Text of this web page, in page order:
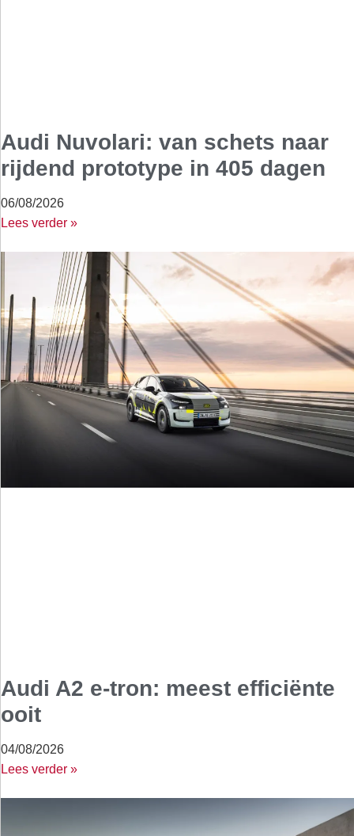
Audi Nuvolari: van schets naar
rijdend prototype in 405 dagen
06/08/2026
Lees verder »
Audi A2 e-tron: meest efficiënte
ooit
04/08/2026
Lees verder »